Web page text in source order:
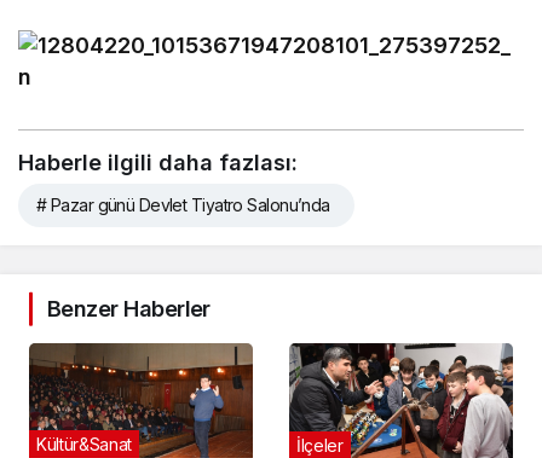
Haberle ilgili daha fazlası:
# Pazar günü Devlet Tiyatro Salonu’nda
Benzer Haberler
Kültür&Sanat İlçeler